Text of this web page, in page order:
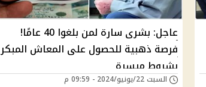
عاجل: بشرى سارة لمن بلغوا 40 عامًا!
فرصة ذهبية للحصول على المعاش المبكر
بشروط ميسرة
السبت 22/يونيو/2024 - 09:59 م